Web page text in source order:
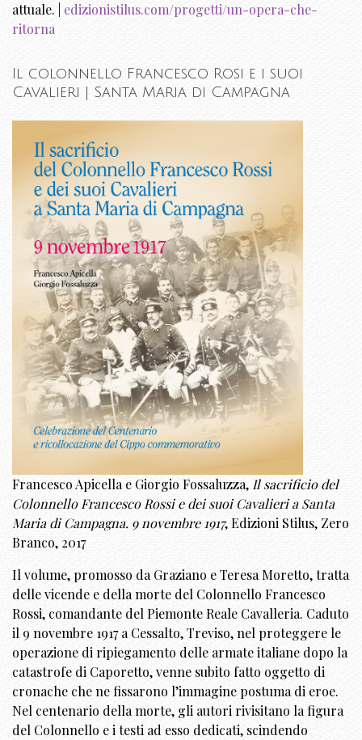
attuale. | edizionistilus.com/progetti/un-opera-che-
ritorna
Il colonnello Francesco Rosi e i suoi
Cavalieri | Santa Maria di Campagna
Francesco Apicella e Giorgio Fossaluzza, Il sacrificio del
Colonnello Francesco Rossi e dei suoi Cavalieri a Santa
Maria di Campagna. 9 novembre 1917, Edizioni Stilus, Zero
Branco, 2017
Il volume, promosso da Graziano e Teresa Moretto, tratta
delle vicende e della morte del Colonnello Francesco
Rossi, comandante del Piemonte Reale Cavalleria. Caduto
il 9 novembre 1917 a Cessalto, Treviso, nel proteggere le
operazione di ripiegamento delle armate italiane dopo la
catastrofe di Caporetto, venne subito fatto oggetto di
cronache che ne fissarono l’immagine postuma di eroe.
Nel centenario della morte, gli autori rivisitano la figura
del Colonnello e i testi ad esso dedicati, scindendo